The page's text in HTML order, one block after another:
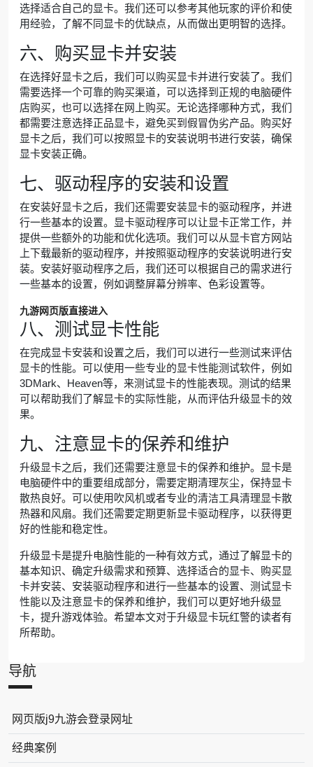
选择适合自己的显卡。我们还可以参考其他玩家的评价和使
用经验，了解不同显卡的优缺点，从而做出更明智的选择。
六、购买显卡并安装
在选择好显卡之后，我们可以购买显卡并进行安装了。我们
需要选择一个可靠的购买渠道，可以选择到正规的电脑硬件
店购买，也可以选择在网上购买。无论选择哪种方式，我们
都需要注意选择正品显卡，避免买到假冒伪劣产品。购买好
显卡之后，我们可以按照显卡的安装说明书进行安装，确保
显卡安装正确。
七、驱动程序的安装和设置
在安装好显卡之后，我们还需要安装显卡的驱动程序，并进
行一些基本的设置。显卡驱动程序可以让显卡正常工作，并
提供一些额外的功能和优化选项。我们可以从显卡官方网站
上下载最新的驱动程序，并按照驱动程序的安装说明进行安
装。安装好驱动程序之后，我们还可以根据自己的需求进行
一些基本的设置，例如调整屏幕分辨率、色彩设置等。
九游网页版直接进入
八、测试显卡性能
在完成显卡安装和设置之后，我们可以进行一些测试来评估
显卡的性能。可以使用一些专业的显卡性能测试软件，例如
3DMark、Heaven等，来测试显卡的性能表现。测试的结果
可以帮助我们了解显卡的实际性能，从而评估升级显卡的效
果。
九、注意显卡的保养和维护
升级显卡之后，我们还需要注意显卡的保养和维护。显卡是
电脑硬件中的重要组成部分，需要定期清理灰尘，保持显卡
散热良好。可以使用吹风机或者专业的清洁工具清理显卡散
热器和风扇。我们还需要定期更新显卡驱动程序，以获得更
好的性能和稳定性。
升级显卡是提升电脑性能的一种有效方式，通过了解显卡的
基本知识、确定升级需求和预算、选择适合的显卡、购买显
卡并安装、安装驱动程序和进行一些基本的设置、测试显卡
性能以及注意显卡的保养和维护，我们可以更好地升级显
卡，提升游戏体验。希望本文对于升级显卡玩红警的读者有
所帮助。
导航
网页版j9九游会登录网址
经典案例